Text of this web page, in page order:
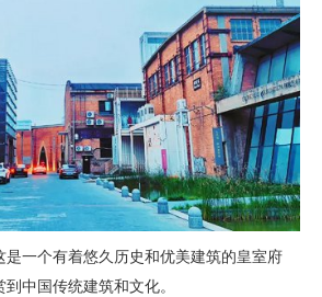
是一个有着悠久历史和优美建筑的皇室府
中国传统建筑和文化。